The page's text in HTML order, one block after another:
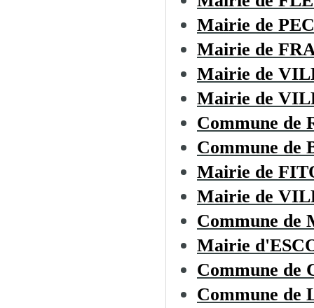
Mairie de
Mairie de
Mairie de
Mairie de
Commune de
Commune de
Mairie de
Mairie de
Commune
Mairie
Commune de
Commune